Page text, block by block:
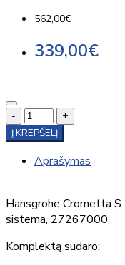
562,00€
339,00€
-
+
Į KREPŠELĮ
Aprašymas
Hansgrohe Crometta
sistema, 27267000
Komplektą sudaro: